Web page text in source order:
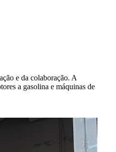
e da colaboração. A
a gasolina e máquinas de